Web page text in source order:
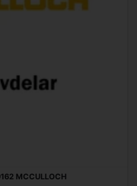
MCCULLOCH